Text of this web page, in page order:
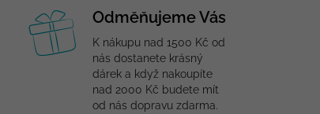
Odměňujeme Vás
K nákupu nad 1500 Kč od
nás dostanete krásný
dárek a když nakoupíte
nad 2000 Kč budete mít
od nás dopravu zdarma.